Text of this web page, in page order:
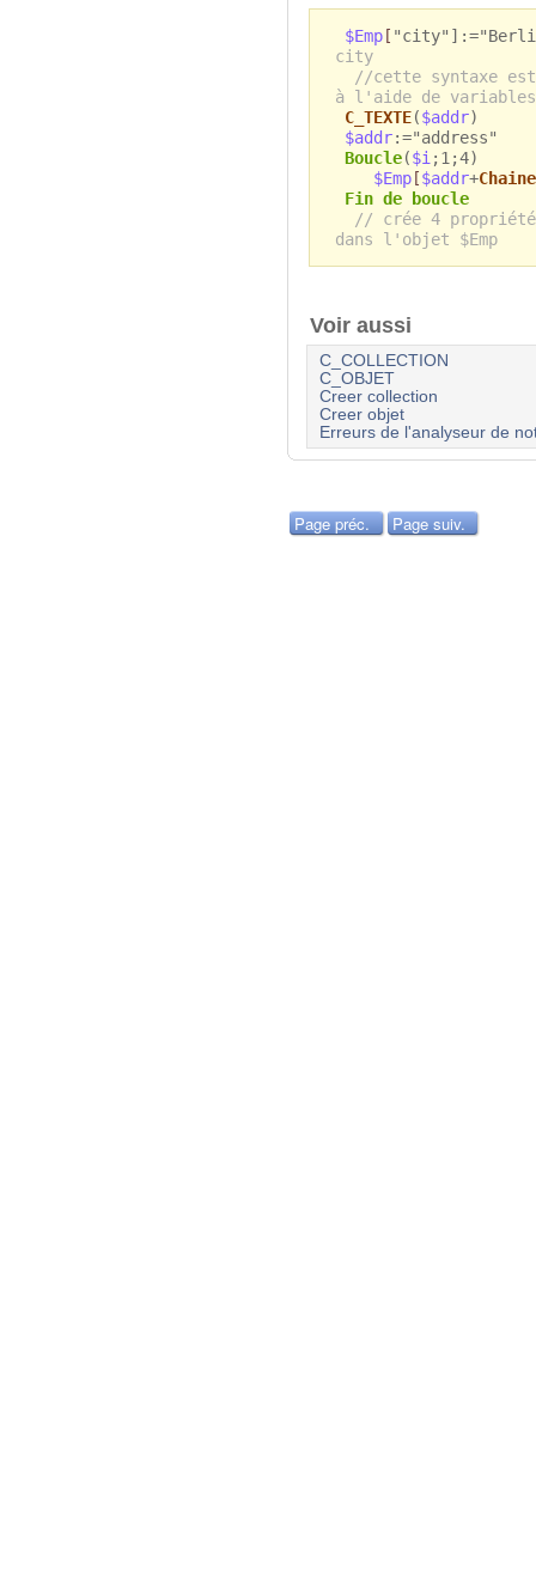
$Emp[
city
//cette syntaxe
à l'aide de variables
C_TEXTE($addr)
$addr:="address"
Boucle($i ;1;4)
$Emp[$addr+Chaine
Fin de boucle
// crée 4
dans l'objet $Emp
Voir aussi
C_COLLECTION
C_OBJET
Creer collection
Creer objet
Erreurs de l'analyseur de
Page préc. Page suiv.